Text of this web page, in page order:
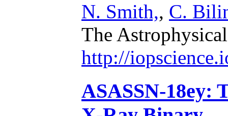
N. Smith,, C.
The
http://
ASASSN-18ey: